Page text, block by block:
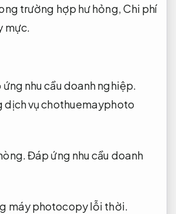
trường hợp hư hỏng,Chi phí
mực.
nhu cầu doanh nghiệp.
dịch vụ chothuemayphoto
Đáp ứng nhu cầu doanh
máy photocopy lỗi thời.